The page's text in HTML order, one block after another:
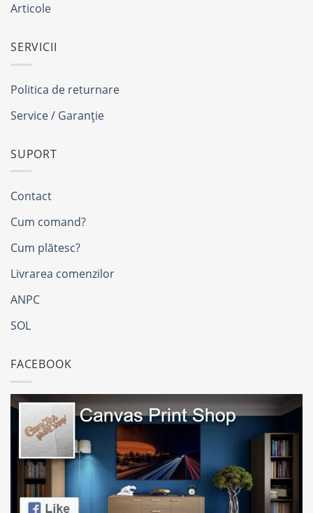
Articole
SERVICII
Politica de returnare
Service / Garanție
SUPORT
Contact
Cum comand?
Cum plătesc?
Livrarea comenzilor
ANPC
SOL
FACEBOOK